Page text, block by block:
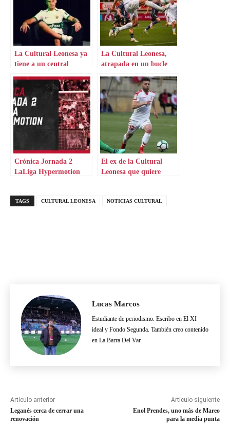
La Cultural Leonesa ya
tiene a un central
La Cultural Leonesa,
atrapada en un bucle
Crónica Jornada 2
LaLiga Hypermotion
El ex de la Cultural
Leonesa que quiere
TAGS CULTURAL LEONESA NOTICIAS CULTURAL
Lucas Marcos
Estudiante de periodismo. Escribo en El XI
ideal y Fondo Segunda. También creo contenido
en La Barra Del Var.
Artículo anterior
Leganés cerca de cerrar una
renovación
Artículo siguiente
Enol Prendes, uno más de Mareo
para la media punta